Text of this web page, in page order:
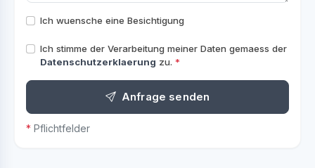
Ich wuensche eine Besichtigung
Ich stimme der Verarbeitung meiner Daten gemaess der
Datenschutzerklaerung zu. *
Anfrage senden
* Pflichtfelder